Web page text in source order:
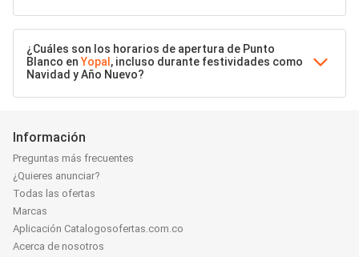
¿Cuáles son los horarios de apertura de Punto
Blanco enYopal , incluso durante festividades como
Navidad y Año Nuevo?
Información
Preguntas más frecuentes
¿Quieres anunciar?
Todas las ofertas
Marcas
Aplicación Catalogosofertas.com.co
Acerca de nosotros